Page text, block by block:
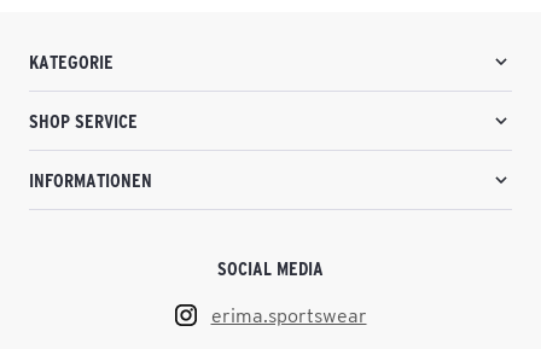
KATEGORIE
SHOP SERVICE
INFORMATIONEN
SOCIAL MEDIA
erima.sportswear